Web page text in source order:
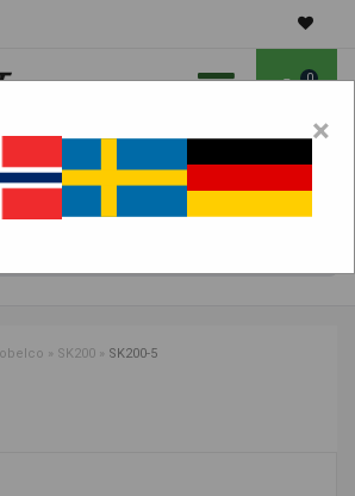
0
» SK200 » SK200-5
×